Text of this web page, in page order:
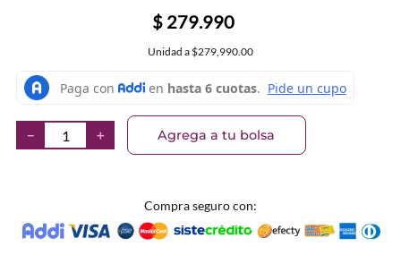
$ 279.990
Unidad a $279,990.00
＋
－ Agrega a tu bolsa
Compra seguro con: